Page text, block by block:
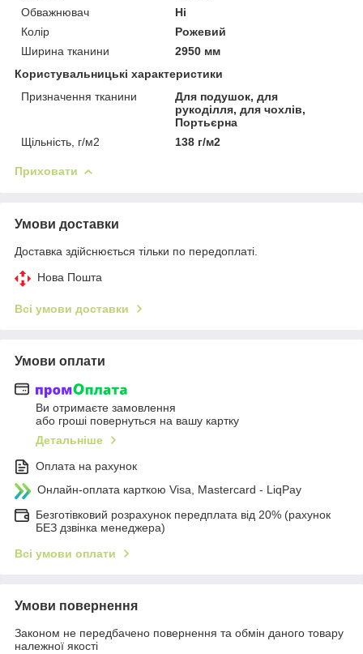
Обважнювач
Ні
Колір
Рожевий
Ширина тканини
2950 мм
Користувальницькі характеристики
Призначення тканини
Для подушок, для
рукоділля, для чохлів,
Портьєрна
Щільність, г/м2
138 г/м2
Приховати
Умови доставки
Доставка здійснюється тільки по передоплаті.
Нова Пошта
Всі умови доставки
Умови оплати
Ви отримаєте замовлення
або гроші повернуться на вашу картку
Детальніше
Оплата на рахунок
Онлайн-оплата карткою Visa, Mastercard - LiqPay
Безготівковий розрахунок передплата від 20% (рахунок
БЕЗ дзвінка менеджера)
Всі умови оплати
Умови повернення
Законом не передбачено повернення та обмін даного товару
належної якості